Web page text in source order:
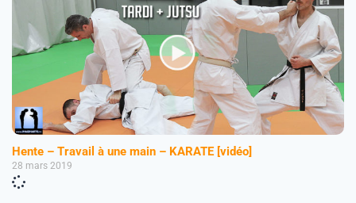
Hente – Travail à une main – KARATE [vidéo]
28 mars 2019